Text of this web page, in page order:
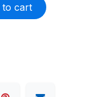
to cart